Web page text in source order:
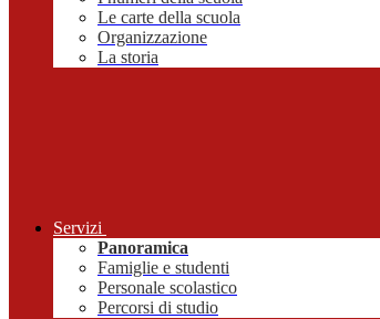
Le carte della scuola
Organizzazione
La storia
Servizi
Panoramica
Famiglie e studenti
Personale scolastico
Percorsi di studio